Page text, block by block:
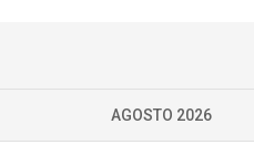
AGOSTO 2026